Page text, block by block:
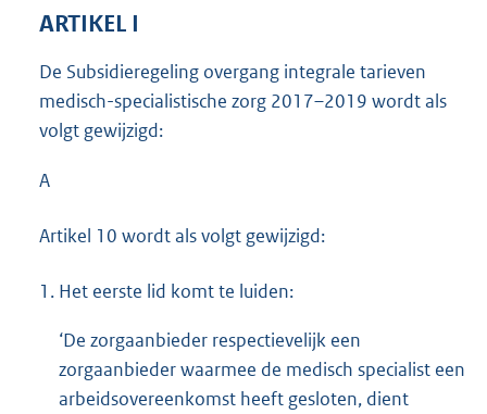
ARTIKEL I
De Subsidieregeling overgang integrale tarieven
medisch-specialistische zorg 2017–2019 wordt als
volgt gewijzigd:
A
Artikel 10 wordt als volgt gewijzigd:
1. Het eerste lid komt te luiden:
‘De zorgaanbieder respectievelijk een
zorgaanbieder waarmee de medisch specialist een
arbeidsovereenkomst heeft gesloten, dient